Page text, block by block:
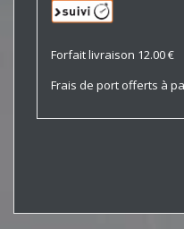
Forfait livraison 12.00 €
Frais de port offerts à